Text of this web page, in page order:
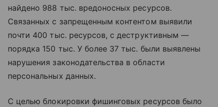
найдено 988 тыс. вредоносных ресурсов.
Связанных с запрещенным контентом выявили
почти 400 тыс. ресурсов, с деструктивным —
порядка 150 тыс. У более 37 тыс. были выявлены
нарушения законодательства в области
персональных данных.
С целью блокировки фишинговых ресурсов было